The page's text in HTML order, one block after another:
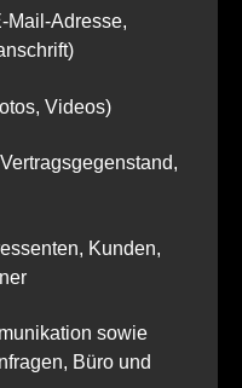
Mail-Adresse,
Videos)
Kunden,
sowie
Büro und